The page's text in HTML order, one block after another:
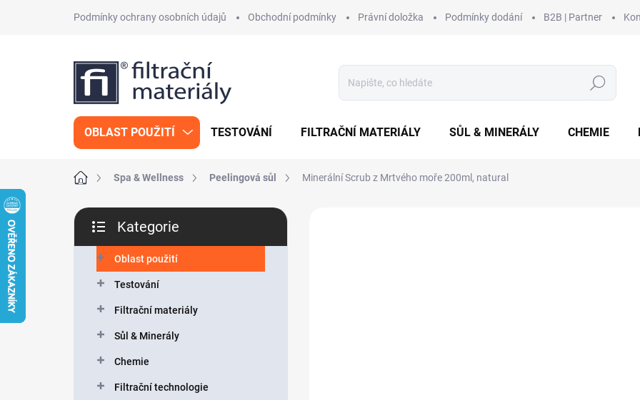
Podmínky ochrany osobních údajů Obchodní podmínky Právní doložka Podmínky dodání B2B | Partner
Hledat
OBLAST POUŽITÍ TESTOVÁNÍ FILTRAČNÍ MATERIÁLY SŮL & MINERÁLY CHEMIE
Domů Spa & Wellness Peelingová sůl Minerální Scrub z Mrtvého moře 200ml, natural
P
s
kategorie
Kategorie
Oblast použití
Testování
Filtrační materiály
Sůl & Minerály
Chemie
Filtrační technologie